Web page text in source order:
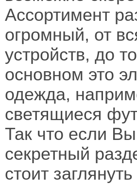
Ассортимент
огромный, от
устройств, до
основном это
одежда,
светящиеся
Так что если
секретный
стоит